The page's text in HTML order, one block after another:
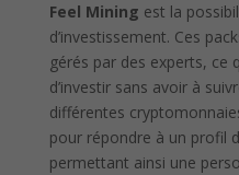
Feel Mining est la
d’investissement. Ces
gérés par des experts, ce
d’investir sans avoir à
différentes
pour répondre à un profil
permettant ainsi une